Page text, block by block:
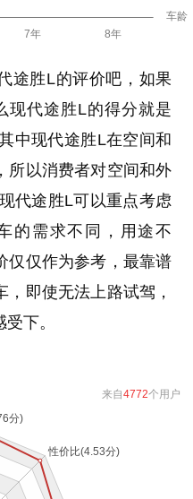
途胜L的评价吧，如果
现代途胜L的得分就是
中现代途胜L在空间和
所以消费者对空间和外
代途胜L可以重点考虑
的需求不同，用途不
仅仅作为参考，最靠谱
即使无法上路试驾，
下。
来自4772个用户